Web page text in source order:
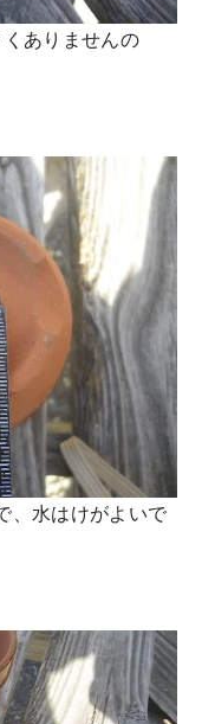
ありませんの
、水はけがよいで